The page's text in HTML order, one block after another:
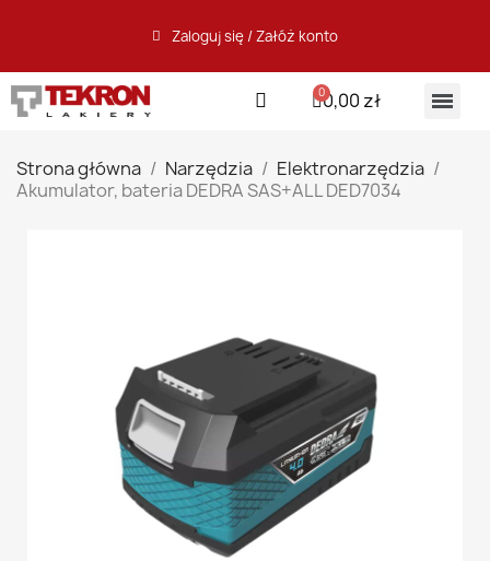
Zaloguj się / Załóż konto
0,00 zł
Strona główna Narzędzia
Elektronarzędzia
Akumulator, bateria DEDRA SAS+ALL DED7034